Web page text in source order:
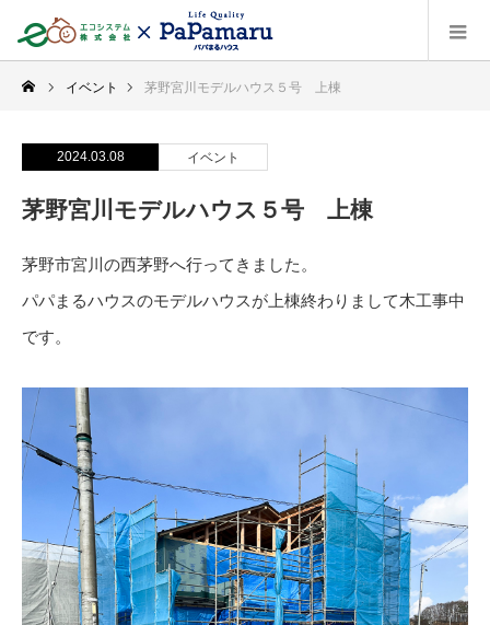
イベント 茅野宮川モデルハウス５号 上棟
2024.03.08 イベント
茅野宮川モデルハウス５号 上棟
茅野市宮川の西茅野へ行ってきました。
パパまるハウスのモデルハウスが上棟終わりまして木工事中
です。